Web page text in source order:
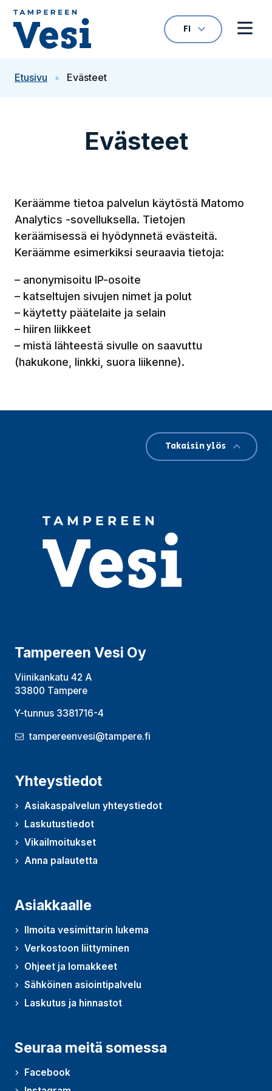
Siirry sisältöön
VALITTU KIELI:
FI
Avaa
Etusivu Evästeet
Evästeet
Keräämme tietoa palvelun käytöstä Matomo
Analytics -sovelluksella. Tietojen
keräämisessä ei hyödynnetä evästeitä.
Keräämme esimerkiksi seuraavia tietoja:
– anonymisoitu IP-osoite
– katseltujen sivujen nimet ja polut
– käytetty päätelaite ja selain
– hiiren liikkeet
– mistä lähteestä sivulle on saavuttu
(hakukone, linkki, suora liikenne).
Tampereen Vesi Oy
Viinikankatu 42 A
33800 Tampere
Y-tunnus 3381716-4
tampereenvesi@tampere.fi
Yhteystiedot
Asiakaspalvelun yhteystiedot
Laskutustiedot
Vikailmoitukset
Anna palautetta
(Avautuu uudessa ikkunassa)
Asiakkaalle
Ilmoita vesimittarin lukema
Verkostoon liittyminen
Ohjeet ja lomakkeet
Sähköinen asiointipalvelu
Laskutus ja hinnastot
Seuraa meitä somessa
Facebook
Takaisin ylös